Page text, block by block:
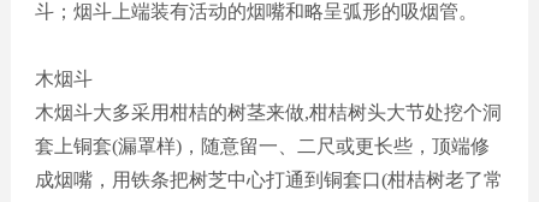
斗； 烟斗上端装有活动的烟嘴和略呈弧形的吸烟管。
木烟斗
木烟斗大多采用柑桔的树茎来做,柑桔树头大节处挖个洞
套上铜套(漏罩样)，随意留一、二尺或更长些，顶端修
成烟嘴，用铁条把树芝中心打通到铜套口(柑桔树老了常